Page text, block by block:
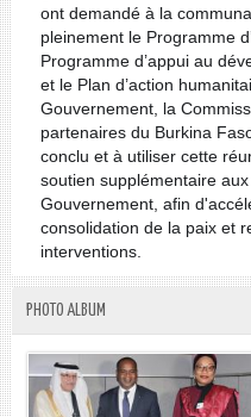
ont demandé à la
pleinement le Programme
Programme d’appui au
et le Plan d’action
Gouvernement, la
partenaires du Burkina
conclu et à utiliser cette
soutien supplémentaire
Gouvernement, afin
consolidation de la paix et
interventions.
PHOTO ALBUM